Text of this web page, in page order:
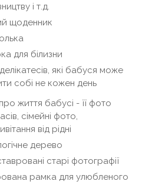
і т.д.
щоденник
для білизни
які бабуся може
собі не кожен день
життя бабусі - її фото
сімейні фото,
від рідні
дерево
старі фотографії
рамка для улюбленого